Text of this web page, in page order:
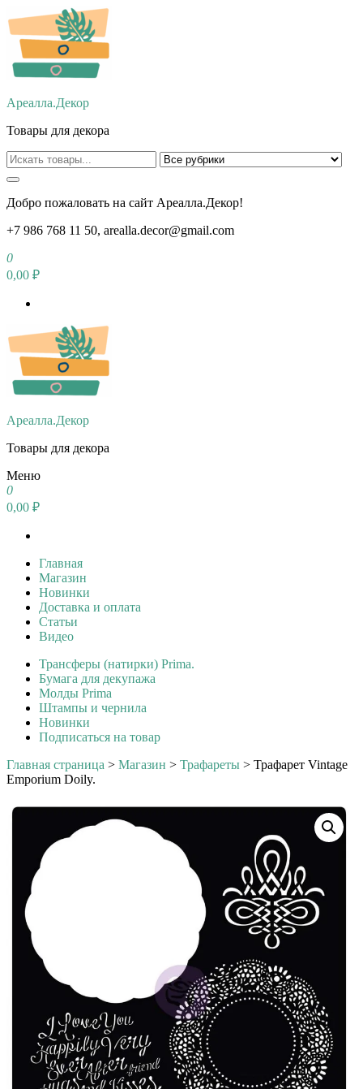
Перейти
к
содержимому
Ареалла.Декор
Товары для декора
Добро пожаловать на сайт Ареалла.Декор!
+7 986 768 11 50, arealla.decor@gmail.com
0
0,00 ₽
Ареалла.Декор
Товары для декора
Меню
0
0,00 ₽
Главная
Магазин
Новинки
Доставка и оплата
Статьи
Видео
Трансферы (натирки) Prima.
Бумага для декупажа
Молды Prima
Штампы и чернила
Новинки
Подписаться на товар
Главная страница > Магазин > Трафареты > Трафарет Vintage
Emporium Doily.